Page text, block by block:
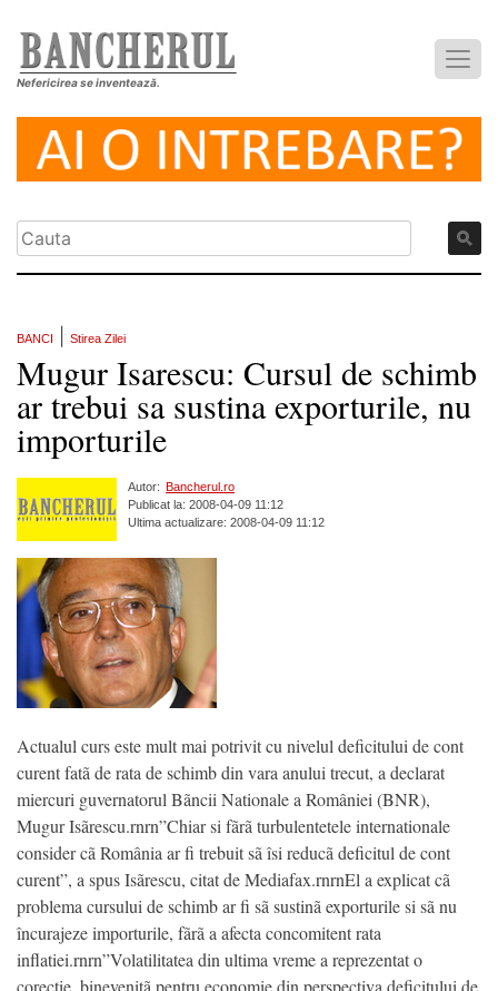
Nefericirea se inventează.
BANCI Stirea Zilei
Mugur Isarescu: Cursul de schimb
ar trebui sa sustina exporturile, nu
importurile
Autor: Bancherul.ro
Publicat la: 2008-04-09 11:12
Ultima actualizare: 2008-04-09 11:12
Actualul curs este mult mai potrivit cu nivelul deficitului de cont
curent fatã de rata de schimb din vara anului trecut, a declarat
miercuri guvernatorul Bãncii Nationale a României (BNR),
Mugur Isãrescu.rnrn”Chiar si fãrã turbulentetele internationale
consider cã România ar fi trebuit sã îsi reducã deficitul de cont
curent”, a spus Isãrescu, citat de Mediafax.rnrnEl a explicat cã
problema cursului de schimb ar fi sã sustinã exporturile si sã nu
încurajeze importurile, fãrã a afecta concomitent rata
inflatiei.rnrn”Volatilitatea din ultima vreme a reprezentat o
corectie, binevenitã pentru economie din perspectiva deficitului de